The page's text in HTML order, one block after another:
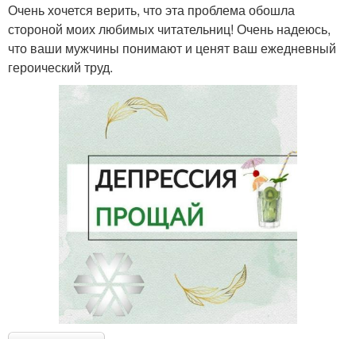
Очень хочется верить, что эта проблема обошла
стороной моих любимых читательниц! Очень надеюсь,
что ваши мужчины понимают и ценят ваш ежедневный
героический труд.